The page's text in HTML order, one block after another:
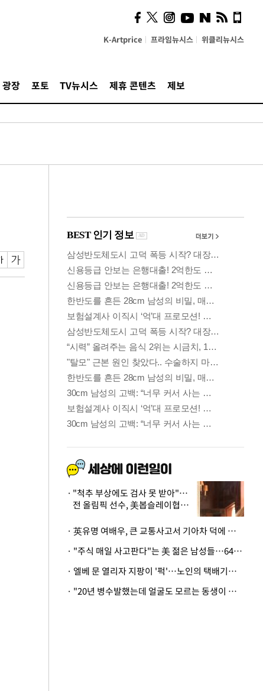
K-Artprice 프라임뉴시스 위클리뉴시스
광장 포토 TV뉴시스 제휴 콘텐츠 제보
사이 해답 찾았죠"…알을
깨고 나온 '초자아'
"척추 부상에도 검사 못 받아"…
전 올림픽 선수, 美봅슬레이협회
· 英유명 여배우, 큰 교통사고서 기아차 덕에 살았다
· "주식 매일 사고판다"는 美 젊은 남성들…64%가 "나는 인생의 패배자“
· 엘베 문 열리자 지팡이 '퍽'…노인의 택배기사 폭행 이유
· "20년 병수발했는데 얼굴도 모르는 동생이 유산 절반을"…배다른 형제 상속권 있을까